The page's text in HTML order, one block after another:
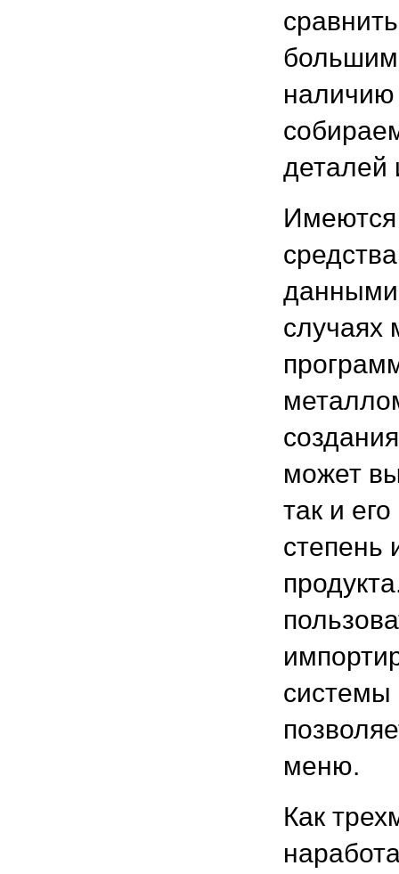
наличию
деталей
Имеются
данными
случаях
может
так и
степень
системы
меню.
Как